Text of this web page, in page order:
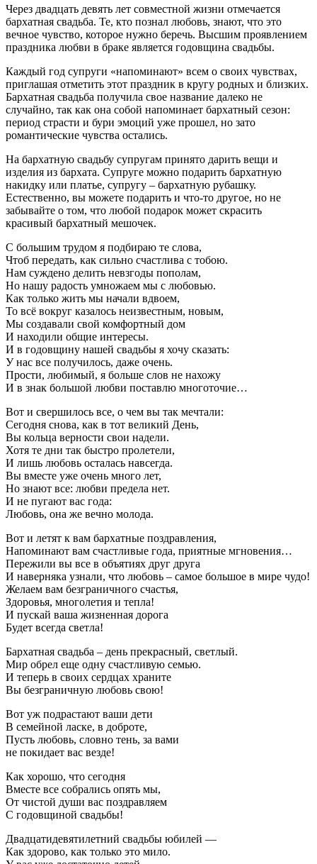
Через двадцать девять лет совместной жизни отмечается
бархатная свадьба. Те, кто познал любовь, знают, что это
вечное чувство, которое нужно беречь. Высшим проявлением
праздника любви в браке является годовщина свадьбы.
Каждый год супруги «напоминают» всем о своих чувствах,
приглашая отметить этот праздник в кругу родных и близких.
Бархатная свадьба получила свое название далеко не
случайно, так как она собой напоминает бархатный сезон:
период страсти и бури эмоций уже прошел, но зато
романтические чувства остались.
На бархатную свадьбу супругам принято дарить вещи и
изделия из бархата. Супруге можно подарить бархатную
накидку или платье, супругу – бархатную рубашку.
Естественно, вы можете подарить и что-то другое, но не
забывайте о том, что любой подарок может скрасить
красивый бархатный мешочек.
С большим трудом я подбираю те слова,
Чтоб передать, как сильно счастлива с тобою.
Нам суждено делить невзгоды пополам,
Но нашу радость умножаем мы с любовью.
Как только жить мы начали вдвоем,
То всё вокруг казалось неизвестным, новым,
Мы создавали свой комфортный дом
И находили общие интересы.
И в годовщину нашей свадьбы я хочу сказать:
У нас все получилось, даже очень.
Прости, любимый, я больше слов не нахожу
И в знак большой любви поставлю многоточие…
Вот и свершилось все, о чем вы так мечтали:
Сегодня снова, как в тот великий День,
Вы кольца верности свои надели.
Хотя те дни так быстро пролетели,
И лишь любовь осталась навсегда.
Вы вместе уже очень много лет,
Но знают все: любви предела нет.
И не пугают вас года:
Любовь, она же вечно молода.
Вот и летят к вам бархатные поздравления,
Напоминают вам счастливые года, приятные мгновения…
Пережили вы все в объятиях друг друга
И наверняка узнали, что любовь – самое большое в мире чудо!
Желаем вам безграничного счастья,
Здоровья, многолетия и тепла!
И пускай ваша жизненная дорога
Будет всегда светла!
Бархатная свадьба – день прекрасный, светлый.
Мир обрел еще одну счастливую семью.
И теперь в своих сердцах храните
Вы безграничную любовь свою!
Вот уж подрастают ваши дети
В семейной ласке, в доброте,
Пусть любовь, словно тень, за вами
не покидает вас везде!
Как хорошо, что сегодня
Вместе все собрались опять мы,
От чистой души вас поздравляем
С годовщиной свадьбы!
Двадцатидевятилетний свадьбы юбилей —
Как здорово, как только это мило.